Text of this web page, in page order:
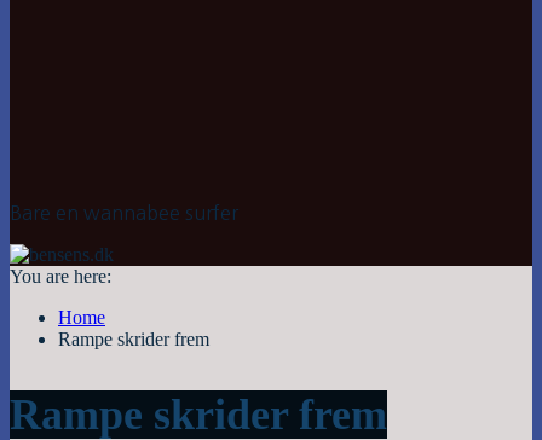
Bare en wannabee surfer
You are here:
Home
Rampe skrider frem
Rampe skrider frem